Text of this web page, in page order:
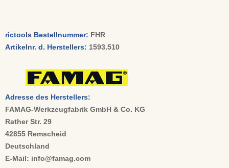
rictools Bestellnummer: FHR
Artikelnr. d. Herstellers: 1593.510
Adresse des Herstellers:
FAMAG-Werkzeugfabrik GmbH & Co. KG
Rather Str. 29
42855 Remscheid
Deutschland
E-Mail: info@famag.com